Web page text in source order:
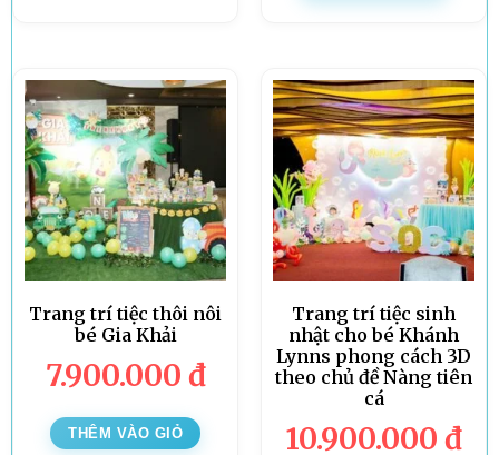
Trang trí tiệc thôi nôi
bé Gia Khải
7.900.000 đ
THÊM VÀO GIỎ
Trang trí tiệc sinh
nhật cho bé Khánh
Lynns phong cách 3D
theo chủ đề Nàng tiên
cá
10.900.000 đ